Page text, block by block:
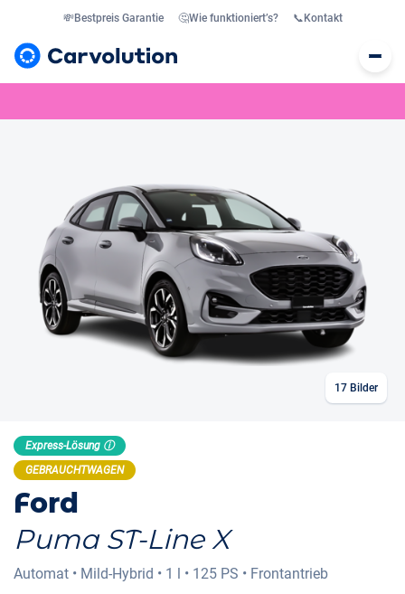
💸Bestpreis Garantie 🤔Wie funktioniert’s? 📞 Kontakt
17 Bilder
Express-Lösung ⓘ
GEBRAUCHTWAGEN
Ford
Puma ST-Line X
Automat • Mild-Hybrid • 1 l • 125 PS • Frontantrieb